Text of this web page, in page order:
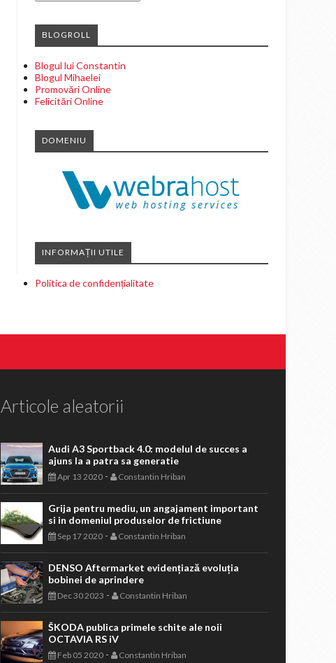
BLOGROLL
Blogul lui Constantin
Blogul Mihaelei
Promovări Online
Felicitări Online
DOMENIU
INFORMAȚII UTILE
Politica de confidențialitate
Articole aleatorii
Audi A3 Sportback 4.0: modelul de succes a
ajuns la a patra sa generatie
Apr 13 2020- Constantin Hriban
Grija pentru mediu, un angajament important
si in domeniul produselor de frictiune
Sep 17 2020- Constantin Hriban
DENSO Aftermarket evidențiază evoluția
bobinei de aprindere
Dec 30 2023 - Constantin Hriban
ŠKODA publica primele schite ale noii
OCTAVIA RS iV
Feb 05 2020- Constantin Hriban